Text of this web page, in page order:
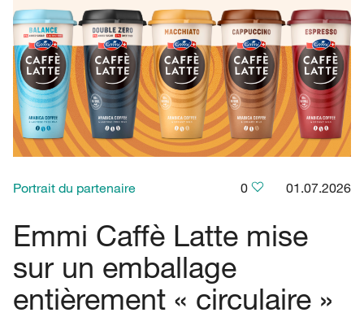
Portrait du partenaire 0 01.07.2026
Emmi Caffè Latte mise
sur un emballage
entièrement « circulaire »